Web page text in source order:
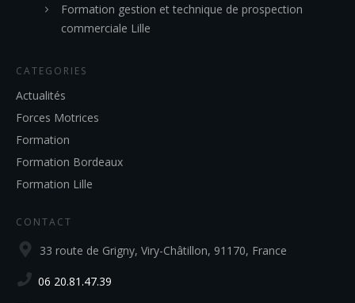
Formation gestion et technique de prospection
commerciale Lille
CATEGORIES
Actualités
Forces Motrices
Formation
Formation Bordeaux
Formation Lille
CONTACT
33 route de Grigny, Viry-Châtillon, 91170, France
06 20.81.47.39